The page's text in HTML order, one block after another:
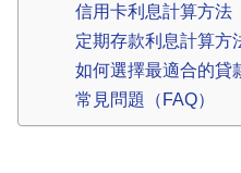
信用卡利息計算方法
定期存款利息計算方
如何選擇最適合的貸
常見問題（FAQ）